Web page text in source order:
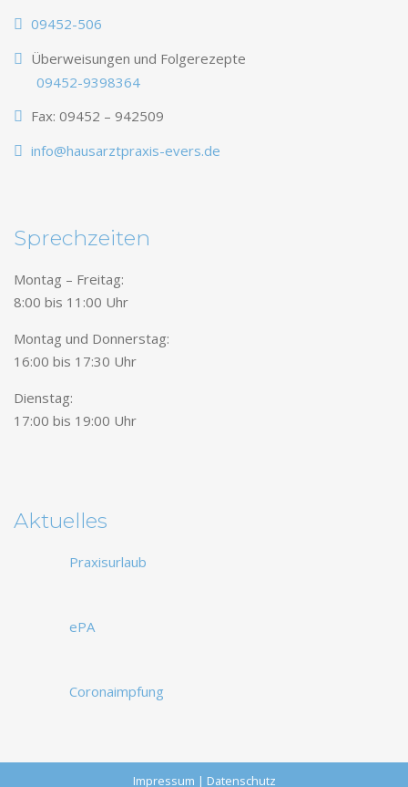
09452-506
Überweisungen und Folgerezepte
09452-9398364
Fax: 09452 – 942509
info@hausarztpraxis-evers.de
Sprechzeiten
Montag – Freitag:
8:00 bis 11:00 Uhr
Montag und Donnerstag:
16:00 bis 17:30 Uhr
Dienstag:
17:00 bis 19:00 Uhr
Aktuelles
Praxisurlaub
ePA
Coronaimpfung
Impressum | Datenschutz